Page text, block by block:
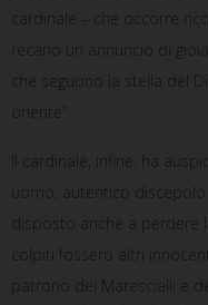
cardinale – che occorre
recano un annuncio di
che seguono la stella del
oriente”.
Il cardinale, infine, ha
uomo, autentico
disposto anche a perdere
colpiti fossero altri
patrono dei Marescialli e